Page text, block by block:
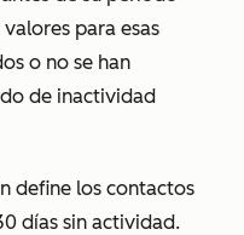
para esas
o no se han
de inactividad
define los contactos
días sin actividad.